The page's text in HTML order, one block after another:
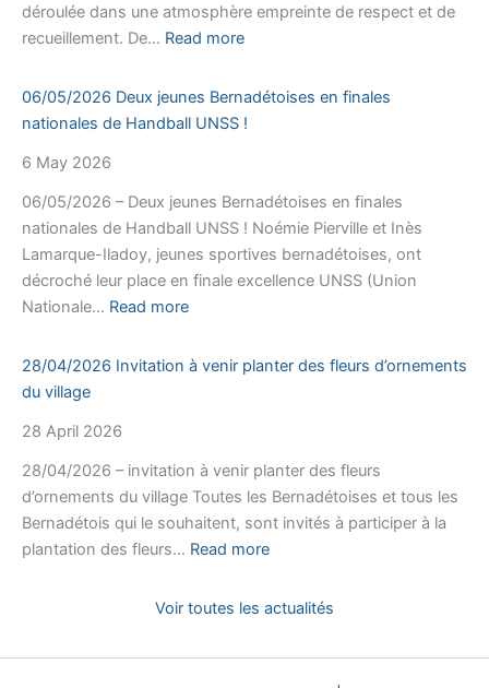
déroulée dans une atmosphère empreinte de respect et de
recueillement. De… Read more:
–
Commémoration
mai
1945
(2026)
06/05/2026 Deux jeunes Bernadétoises en finales
nationales de Handball UNSS !
6 May 2026
06/05/2026 – Deux jeunes Bernadétoises en finales
nationales de Handball UNSS ! Noémie Pierville et Inès
Lamarque-Iladoy, jeunes sportives bernadétoises, ont
décroché leur place en finale excellence UNSS (Union
Nationale… Read more:
Deux
finales
nationales
de
Handball
28/04/2026 Invitation à venir planter des fleurs d’ornements
du village
28 April 2026
28/04/2026 – invitation à venir planter des fleurs
d’ornements du village Toutes les Bernadétoises et tous les
Bernadétois qui le souhaitent, sont invités à participer à la
plantation des fleurs… Read more:
Invitation
venir
Voir toutes les actualités